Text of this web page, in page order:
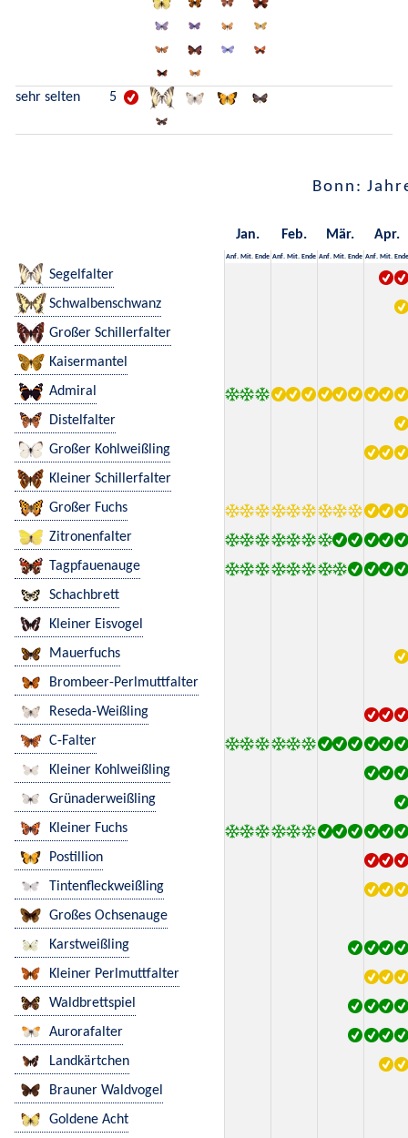
sehr selten 5
Bonn:
Jan. Feb. Mär. Apr.
Anf. Mit. Ende Anf. Mit. Ende Anf. Mit. Ende Anf. Mit. Ende
Segelfalter
Schwalbenschwanz
Großer Schillerfalter
Kaisermantel
Admiral
Distelfalter
Großer Kohlweißling
Kleiner Schillerfalter
Großer Fuchs
Zitronenfalter
Tagpfauenauge
Schachbrett
Kleiner Eisvogel
Mauerfuchs
Brombeer-Perlmuttfalter
Reseda-Weißling
C-Falter
Kleiner Kohlweißling
Grünaderweißling
Kleiner Fuchs
Postillion
Tintenfleckweißling
Großes Ochsenauge
Karstweißling
Kleiner Perlmuttfalter
Waldbrettspiel
Aurorafalter
Landkärtchen
Brauner Waldvogel
Goldene Acht